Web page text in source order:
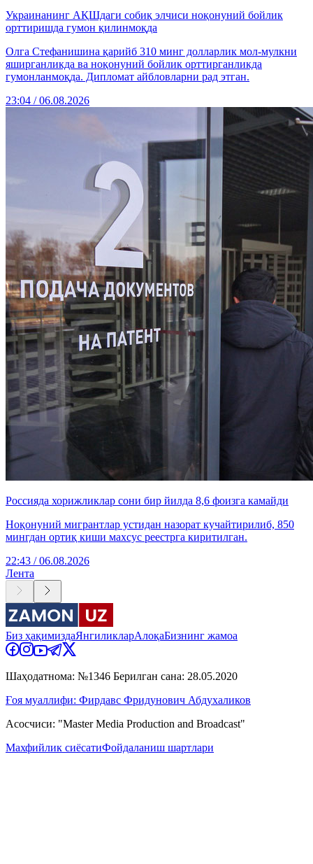
Украинанинг АҚШдаги собиқ элчиси ноқонуний бойлик
орттиришда гумон қилинмоқда
Олга Стефанишина қарийб 310 минг долларлик мол-мулкни
яширганликда ва ноқонуний бойлик орттирганликда
гумонланмоқда. Дипломат айбловларни рад этган.
23:04 / 06.08.2026
Россияда хорижликлар сони бир йилда 8,6 фоизга камайди
Ноқонуний мигрантлар устидан назорат кучайтирилиб, 850
мингдан ортиқ киши махсус реестрга киритилган.
22:43 / 06.08.2026
Лента
Биз ҳақимиздаЯнгиликларАлоқаБизнинг жамоа
Шаҳодатнома: №1346 Берилган сана: 28.05.2020
Ғоя муаллифи: Фирдавс Фридунович Абдухаликов
Асосчиси: "Master Media Production and Broadcast"
Махфийлик сиёсатиФойдаланиш шартлари